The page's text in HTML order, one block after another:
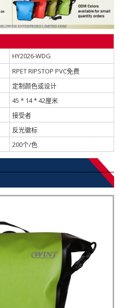
HY2026-WDG
RPET RIPSTOP PVC免费
定制颜色或设计
45 * 14 * 42厘米
接受者
反光徽标
200个/色